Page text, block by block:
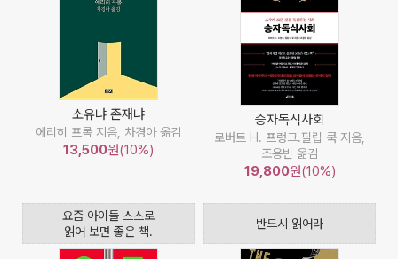
소유냐 존재냐
에리히 프롬 지음, 차경아 옮김
13,500원(10%)
승자독식사회
로버트 H. 프랭크.필립 쿡 지음,
조용빈 옮김
19,800원(10%)
요즘 아이들 스스로
읽어 보면 좋은 책.
반드시 읽어라